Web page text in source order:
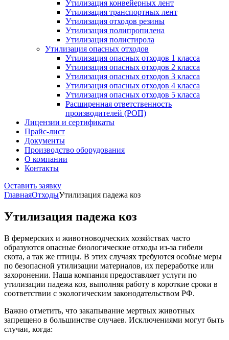
Утилизация конвейерных лент
Утилизация транспортных лент
Утилизация отходов резины
Утилизация полипропилена
Утилизация полистирола
Утилизация опасных отходов
Утилизация опасных отходов 1 класса
Утилизация опасных отходов 2 класса
Утилизация опасных отходов 3 класса
Утилизация опасных отходов 4 класса
Утилизация опасных отходов 5 класса
Расширенная ответственность
производителей (РОП)
Лицензии и сертификаты
Прайс-лист
Документы
Производство оборудования
О компании
Контакты
Оставить заявку
ГлавнаяОтходыУтилизация падежа коз
Утилизация падежа коз
В фермерских и животноводческих хозяйствах часто
образуются опасные биологические отходы из-за гибели
скота, а так же птицы. В этих случаях требуются особые меры
по безопасной утилизации материалов, их переработке или
захоронении. Наша компания предоставляет услуги по
утилизации падежа коз, выполняя работу в короткие сроки в
соответствии с экологическим законодательством РФ.
Важно отметить, что закапывание мертвых животных
запрещено в большинстве случаев. Исключениями могут быть
случаи, когда: